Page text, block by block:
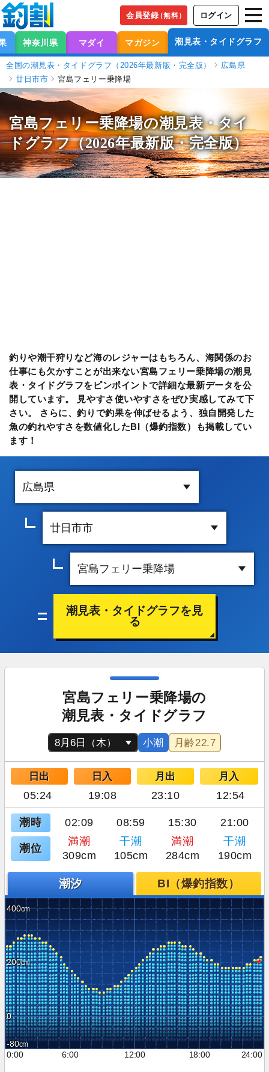
会員登録（無料） ログイン
神奈川県 マダイ マガジン 潮見表・タイドグラフ
全国の潮見表・タイドグラフ（2026年最新版・完全版）
広島県
廿日市市
宮島フェリー乗降場
宮島フェリー乗降場の潮見表・タイ
ドグラフ（2026年最新版・完全版）
釣りや潮干狩りなど海のレジャーはもちろん、海関係のお
仕事にも欠かすことが出来ない宮島フェリー乗降場の潮見
表・タイドグラフをピンポイントで詳細な最新データを公
開しています。 見やすさ使いやすさをぜひ実感してみて下
さい。 さらに、釣りで釣果を伸ばせるよう、独自開発した
魚の釣れやすさを数値化したBI（爆釣指数）も掲載してい
ます！
潮見表・タイドグラフを見
る
宮島フェリー乗降場の
潮見表・タイドグラフ
小潮 月齢22.7
日出 日入 月出 月入
05:24 19:08 23:10 12:54
潮時 02:09 08:59 15:30 21:00
潮位
満潮 干潮 満潮
干潮
309cm
105cm 284cm 190cm
潮汐 BI（爆釣指数）
400
200
0
-80
0:00
6:00 12:00 18:00 24:00